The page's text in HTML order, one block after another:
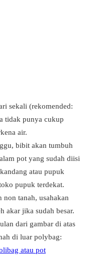
sekali (rekomended:
tidak punya cukup
air.
bibit akan tumbuh
pot yang sudah diisi
atau pupuk
pupuk terdekat.
non tanah, usahakan
akar jika sudah besar.
dari gambar di atas
di luar polybag: